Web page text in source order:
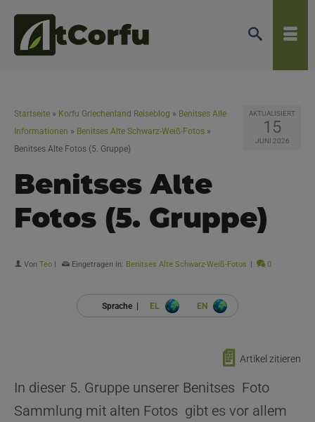
AKTUALISIERT
15
JUNI 2026
Startseite » Korfu Griechenland Reiseblog » Benitses Alle
Informationen » Benitses Alte Schwarz-Weiß-Fotos »
Benitses Alte Fotos (5. Gruppe)
Benitses Alte
Fotos (5. Gruppe)
Von Teo Eingetragen in: Benitses Alte Schwarz-Weiß-Fotos 0
Sprache | EL EN
📄 Artikel zitieren
In dieser 5. Gruppe unserer Benitses Foto
Sammlung mit alten Fotos gibt es vor allem